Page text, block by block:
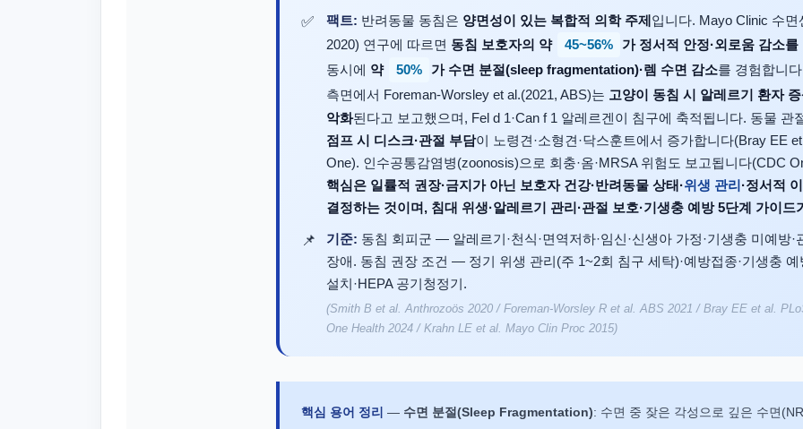
팩트: 반려동물 동침은 양면성이 있는 복합적 의학 주제 입니다. Mayo Clinic 수면
2020) 연구에 따르면 동침 보호자의 약 45~56%
가 정서적 안정·외로움 감소를
동시에 약 50% 가 수면 분절(sleep fragmentation)·렘 수면 감소를 경험합니
측면에서 Foreman-Worsley et al.(2021, ABS)는 고양이 동침 시 알레르기 환자
악화된다고 보고했으며, Fel d 1·Can f 1 알레르겐이 침구에 축적됩니다. 동물 관
점프 시 디스크·관절 부담이 노령견·소형견·닥스훈트에서 증가합니다(Bray EE
One). 인수공통감염병(zoonosis)으로 회충·옴·MRSA 위험도 보고됩니다(CDC
핵심은 일률적 권장·금지가 아닌 보호자 건강·반려동물 상태·위생 관리 ·정서적
결정하는 것이며, 침대 위생·알레르기 관리·관절 보호·기생충 예방 5단계 가이드
기준: 동침 회피군 — 알레르기·천식·면역저하·임신·신생아 가정·기생충 미예방·
장애. 동침 권장 조건 — 정기 위생 관리(주 1~2회 침구 세탁)·예방접종·기생충 예
설치·HEPA 공기청정기.
(Smith B et al. Anthrozoös 2020 / Foreman-Worsley R et al. ABS 2021 / Bray EE et al.
One Health 2024 / Krahn LE et al. Mayo Clin Proc 2015)
핵심 용어 정리 — 수면 분절(Sleep Fragmentation): 수면 중 잦은 각성으로 깊은 수면